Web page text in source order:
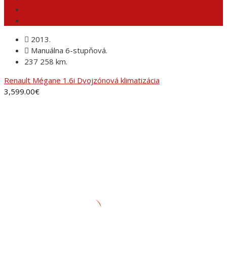
2013.
Manuálna 6-stupňová.
237 258 km.
Renault Mégane 1.6i Dvojzónová klimatizácia
3,599.00€